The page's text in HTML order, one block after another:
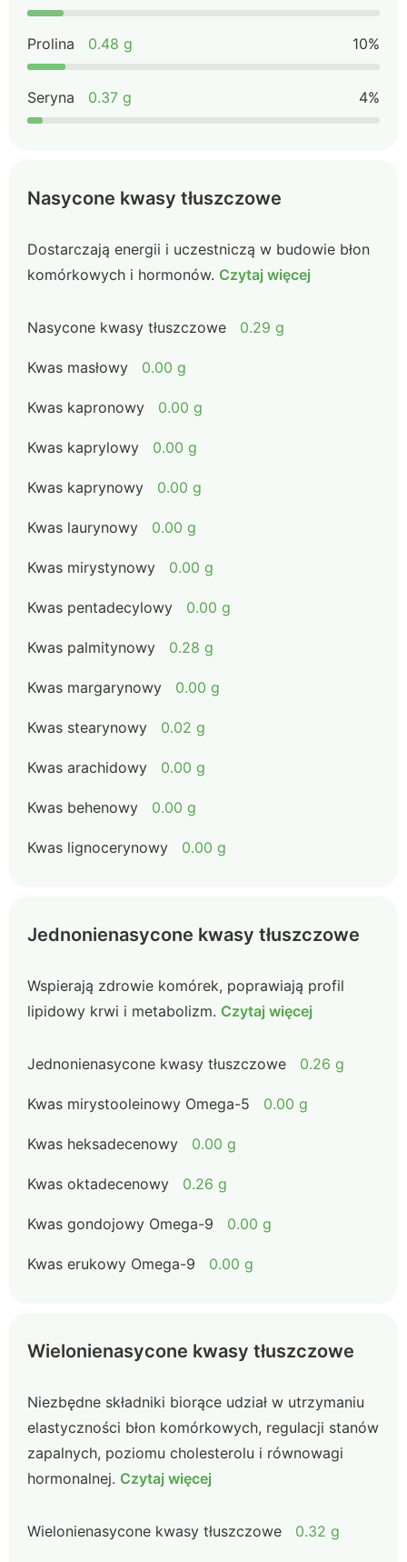
Prolina 0.48 g 10%
Seryna 0.37 g 4%
Nasycone kwasy tłuszczowe
Dostarczają energii i uczestniczą w budowie błon
komórkowych i hormonów. Czytaj więcej
Nasycone kwasy tłuszczowe 0.29 g
Kwas masłowy 0.00 g
Kwas kapronowy 0.00 g
Kwas kaprylowy 0.00 g
Kwas kaprynowy 0.00 g
Kwas laurynowy 0.00 g
Kwas mirystynowy 0.00 g
Kwas pentadecylowy 0.00 g
Kwas palmitynowy 0.28 g
Kwas margarynowy 0.00 g
Kwas stearynowy 0.02 g
Kwas arachidowy 0.00 g
Kwas behenowy 0.00 g
Kwas lignocerynowy 0.00 g
Jednonienasycone kwasy tłuszczowe
Wspierają zdrowie komórek, poprawiają profil
lipidowy krwi i metabolizm. Czytaj więcej
Jednonienasycone kwasy tłuszczowe 0.26 g
Kwas mirystooleinowy Omega-5 0.00 g
Kwas heksadecenowy 0.00 g
Kwas oktadecenowy 0.26 g
Kwas gondojowy Omega-9 0.00 g
Kwas erukowy Omega-9 0.00 g
Wielonienasycone kwasy tłuszczowe
Niezbędne składniki biorące udział w utrzymaniu
elastyczności błon komórkowych, regulacji stanów
zapalnych, poziomu cholesterolu i równowagi
hormonalnej. Czytaj więcej
Wielonienasycone kwasy tłuszczowe 0.32 g